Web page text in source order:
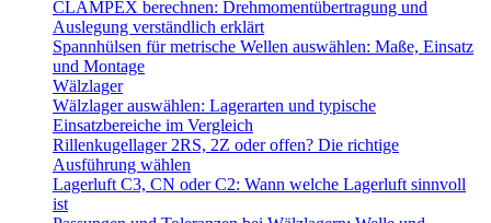
CLAMPEX berechnen: Drehmomentübertragung und
Auslegung verständlich erklärt
Spannhülsen für metrische Wellen auswählen: Maße, Einsatz
und Montage
Wälzlager
Wälzlager auswählen: Lagerarten und typische
Einsatzbereiche im Vergleich
Rillenkugellager 2RS, 2Z oder offen? Die richtige
Ausführung wählen
Lagerluft C3, CN oder C2: Wann welche Lagerluft sinnvoll
ist